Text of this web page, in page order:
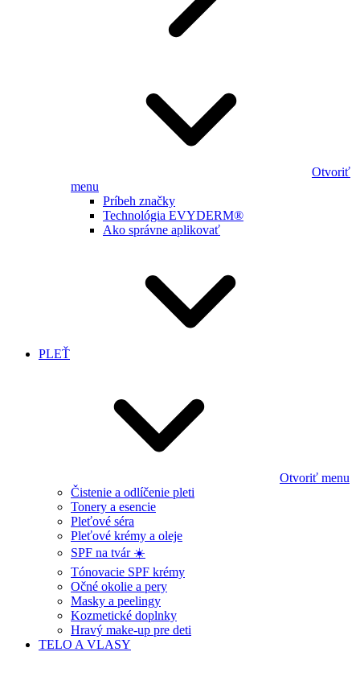
Otvoriť
menu
Príbeh značky
Technológia EVYDERM®
Ako správne aplikovať
PLEŤ
Otvoriť menu
Čistenie a odlíčenie pleti
Tonery a esencie
Pleťové séra
Pleťové krémy a oleje
SPF na tvár ☀️
Tónovacie SPF krémy
Očné okolie a pery
Masky a peelingy
Kozmetické doplnky
Hravý make-up pre deti
TELO A VLASY